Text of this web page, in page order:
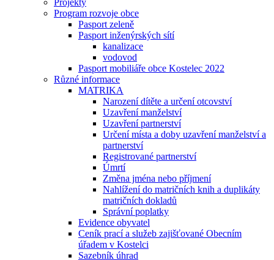
Projekty
Program rozvoje obce
Pasport zeleně
Pasport inženýrských sítí
kanalizace
vodovod
Pasport mobiliáře obce Kostelec 2022
Různé informace
MATRIKA
Narození dítěte a určení otcovství
Uzavření manželství
Uzavření partnerství
Určení místa a doby uzavření manželství a
partnerství
Registrované partnerství
Úmrtí
Změna jména nebo příjmení
Nahlížení do matričních knih a duplikáty
matričních dokladů
Správní poplatky
Evidence obyvatel
Ceník prací a služeb zajišťované Obecním
úřadem v Kostelci
Sazebník úhrad